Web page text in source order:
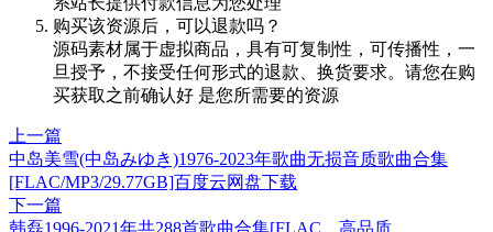
购买该资源后，可以退款吗？
源码素材属于虚拟商品，具有可复制性，可传播性，一
旦授予，不接受任何形式的退款、换货要求。请您在购
买获取之前确认好 是您所需要的资源
上一篇
中岛美雪(中岛みゆき)1976-2023年歌曲无损音质歌曲合集
[FLAC/MP3/29.77GB]百度云网盘下载
下一篇